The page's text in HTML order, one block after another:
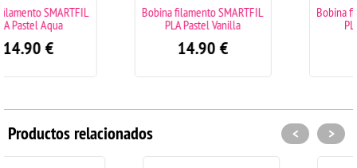
Bobina filamento SMARTFIL
Bobina filamento
Productos relacionados < >